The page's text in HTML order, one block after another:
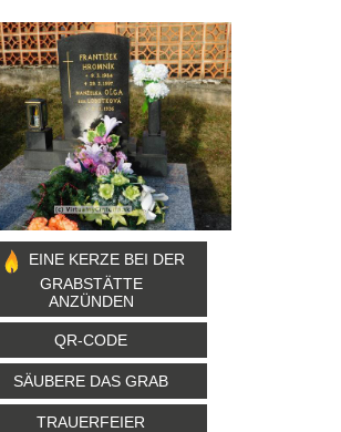
EINE KERZE BEI DER
GRABSTÄTTE
ANZÜNDEN
QR-CODE
SÄUBERE DAS GRAB
TRAUERFEIER